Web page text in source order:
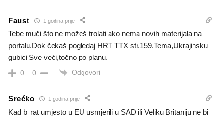
Faust 1 godina prije
Tebe muči što ne možeš trolati ako nema novih materijala na
portalu.Dok čekaš pogledaj HRT TTX str.159.Tema,Ukrajinsku
gubici.Sve veći,točno po planu.
0 0 Odgovori
Srećko 1 godina prije
Kad bi rat umjesto u EU usmjerili u SAD ili Veliku Britaniju ne bi